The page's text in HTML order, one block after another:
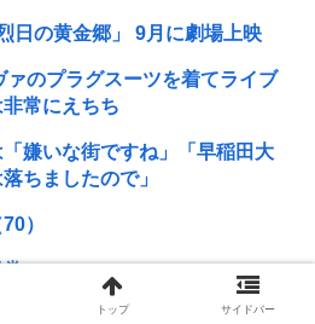
日の黄金郷」 9月に劇場上映
ァのプラグスーツを着てライブ
常にえちち
嫌いな街ですね」「早稲田大
ちましたので」
）
常
さん、ワカッテTVのせいでジ
トップ サイドバー